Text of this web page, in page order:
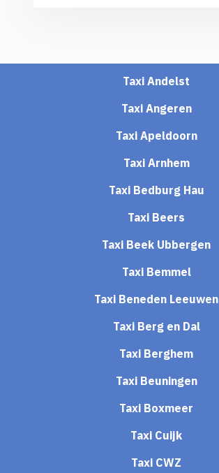
Taxi Andelst
Taxi Angeren
Taxi Apeldoorn
Taxi Arnhem
Taxi Bedburg Hau
Taxi Beers
Taxi Beek Ubbergen
Taxi Bemmel
Taxi Beneden Leeuwen
Taxi Berg en Dal
Taxi Berghem
Taxi Beuningen
Taxi Boxmeer
Taxi Cuijk
Taxi CWZ